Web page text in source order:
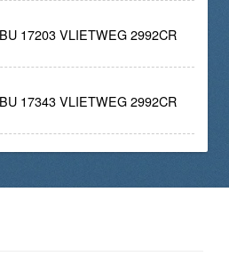
17203 VLIETWEG 2992CR
17343 VLIETWEG 2992CR